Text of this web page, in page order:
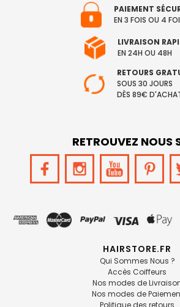
PAIEMENT
EN 3 FOIS OU 4
LIVRAISON
EN 24H OU 48H
RETOURS
SOUS 30 JOURS
DÈS 89€
RETROUVEZ NOUS
HAIRSTORE.FR
Qui Sommes Nous ?
Accès Coiffeurs
Nos modes de
Nos modes de
Politique des retours